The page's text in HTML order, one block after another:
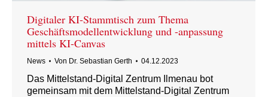
Digitaler KI-Stammtisch zum Thema
Geschäftsmodellentwicklung und -anpassung
mittels KI-Canvas
News Von Dr. Sebastian Gerth 04.12.2023
Das Mittelstand-Digital Zentrum Ilmenau bot
gemeinsam mit dem Mittelstand-Digital Zentrum